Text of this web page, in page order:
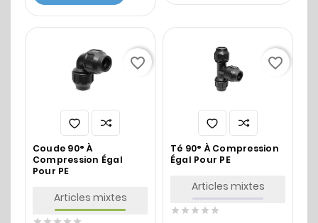
Coude 90° À
Compression Égal
Pour PE
Articles mixtes
favorite_border
Té 90° À Compression
Égal Pour PE
Articles mixtes
    
favorite_border